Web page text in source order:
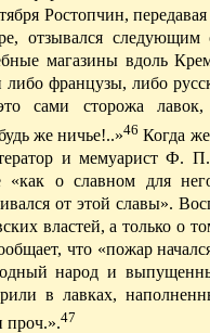
Ростопчин,
отзывался
магазины вдоль
французы, либо
сами сторожа лавок,
же ничье!..»46 Когда
и мемуарист Ф.
о славном для
от этой славы».
властей, а только о
что «пожар
народ и
в лавках,
проч.».47